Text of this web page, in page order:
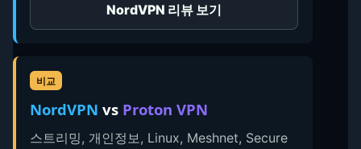
NordVPN 리뷰 보기
비교
NordVPN vs Proton VPN
스트리밍, 개인정보, Linux, Meshnet, Secure